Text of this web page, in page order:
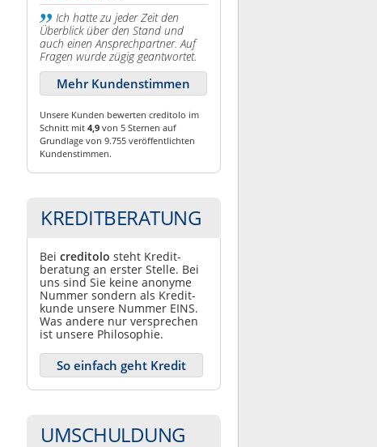
Ich hatte zu jeder Zeit den
Überblick über den Stand und
auch einen Ansprechpartner. Auf
Fragen wurde zügig geantwortet.
Mehr Kundenstimmen
Unsere Kunden bewerten creditolo im
Schnitt mit 4,9 von 5 Sternen auf
Grundlage von 9.755 veröffentlichten
Kundenstimmen.
KREDITBERATUNG
Bei creditolo steht Kredit­
beratung an erster Stelle. Bei
uns sind Sie keine anonyme
Nummer sondern als Kredit­
kunde unsere Nummer EINS.
Was andere nur ver­sprechen
ist unsere Philosophie.
So einfach geht Kredit
UMSCHULDUNG